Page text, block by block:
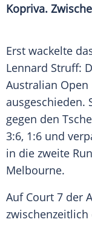
Kopriva.
Erst wackelte
Lennard Struff:
Australian
ausgeschieden.
gegen den
3:6, 1:6 und
in die zweite
Melbourne.
Auf Court 7 der